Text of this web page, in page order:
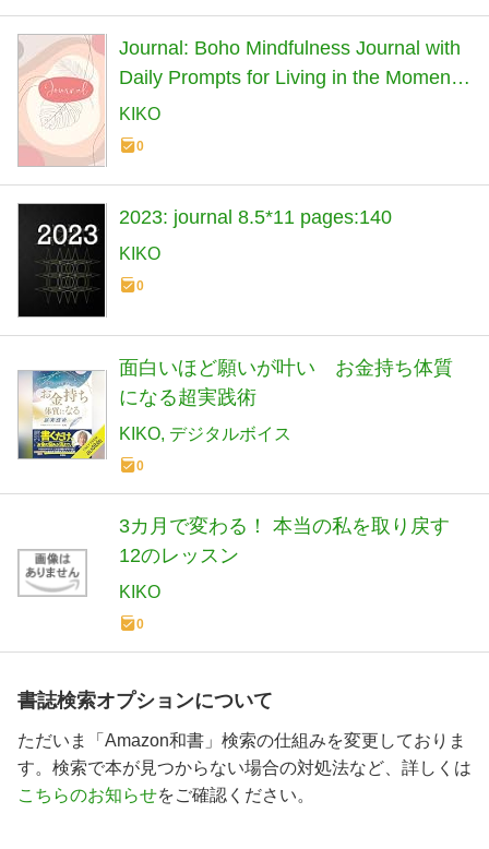
Journal: Boho Mindfulness Journal with
Daily Prompts for Living in the Moment,
120 Pages, 6x9"
KIKO
0
2023: journal 8.5*11 pages:140
KIKO
0
面白いほど願いが叶い お金持ち体質
になる超実践術
KIKO デジタルボイス
0
3カ月で変わる！ 本当の私を取り戻す
12のレッスン
KIKO
0
書誌検索オプションについて
ただいま「Amazon和書」検索の仕組みを変更しておりま
す。検索で本が見つからない場合の対処法など、詳しくは
こちらのお知らせをご確認ください。